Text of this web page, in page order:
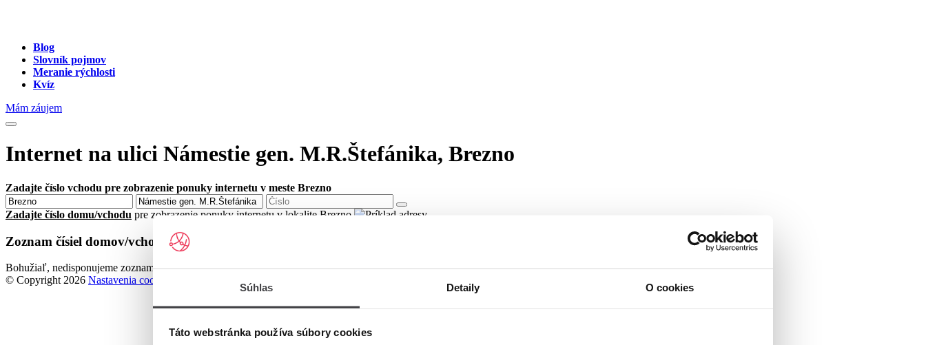
Súhlas Detaily O cookies
Táto webstránka používa súbory cookies
Blog
Slovník pojmov
Meranie rýchlosti
Kvíz
Mám záujem
Internet na ulici Námestie gen. M.R.Štefánika, Brezno
Zadajte číslo vchodu pre zobrazenie ponuky internetu v meste Brezno
Zadajte číslo domu/vchodu pre zobrazenie ponuky internetu v lokalite Brezno
Zoznam čísiel domov/vchodov na ulici Námestie gen. M.R.Štefánika v meste Brezno
Bohužiaľ, nedisponujeme zoznamom dostupných čísiel vchodov na ulici Námestie gen. M.R.Štefánika v meste Brezno.
© Copyright 2026 Nastavenia cookies